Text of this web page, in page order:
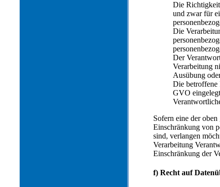
Die Richtigkeit
und zwar für
Die
Der
Verarbeitung
Ausübung
Die betroffene
GVO
Sofern eine der
Einschränkung von
sind, verlangen
Verarbeitung
Einschränkung der
f) Recht auf